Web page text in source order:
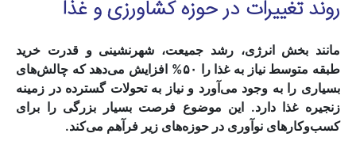
روند تغییرات در حوزه کشاورزی و غذا
مانند بخش انرژی، رشد جمیعت، شهرنشینی و قدرت خرید
طبقه متوسط نیاز به غذا را ۵۰% افزایش می‌دهد که چالش‌های
بسیاری را به وجود می‌آورد و نیاز به تحولات گسترده در زمینه
زنجیره غذا دارد. این موضوع فرصت بسیار بزرگی را برای
کسب‌وکارهای نوآوری در حوزه‌های زیر فرآهم می‌کند.